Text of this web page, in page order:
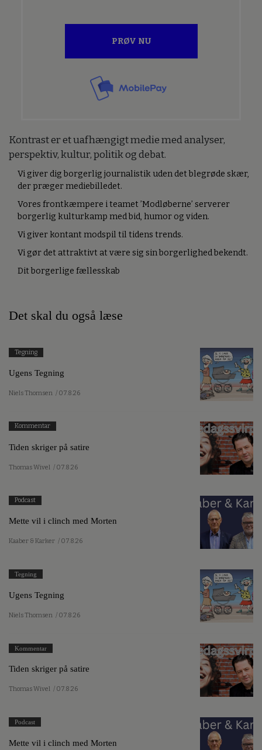
PRØV NU
Kontrast er et uafhængigt medie med analyser,
perspektiv, kultur, politik og debat.
Vi giver dig borgerlig journalistik uden det blegrøde skær,
der præger mediebilledet.
Vores frontkæmpere i teamet ’Modløberne’ serverer
borgerlig kulturkamp med bid, humor og viden.
Vi giver kontant modspil til tidens trends.
Vi gør det attraktivt at være sig sin borgerlighed bekendt.
Dit borgerlige fællesskab
Det skal du også læse
Tegning
Ugens Tegning
Niels Thomsen / 07.8.26
Kommentar
Tiden skriger på satire
Thomas Wivel / 07.8.26
Podcast
Mette vil i clinch med Morten
Kaaber & Karker / 07.8.26
Tegning
Ugens Tegning
Niels Thomsen / 07.8.26
Kommentar
Tiden skriger på satire
Thomas Wivel / 07.8.26
Podcast
Mette vil i clinch med Morten